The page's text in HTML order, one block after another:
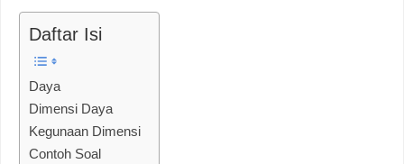
Daftar Isi
Daya
Dimensi Daya
Kegunaan Dimensi
Contoh Soal